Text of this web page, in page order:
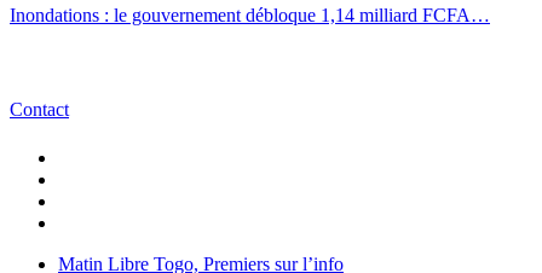
Inondations : le gouvernement débloque 1,14 milliard FCFA…
Contact
Matin Libre Togo, Premiers sur l’info